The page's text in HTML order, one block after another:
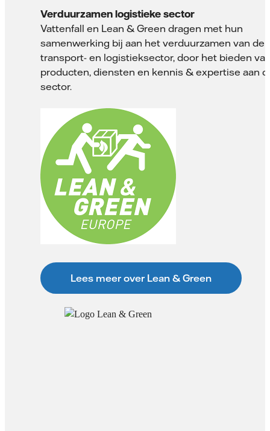
Verduurzamen logistieke sector
Vattenfall en Lean & Green dragen met hun
samenwerking bij aan het verduurzamen van de
transport- en logistieksector, door het bieden
producten, diensten en kennis & expertise aan
sector.
Lees meer over Lean & Green